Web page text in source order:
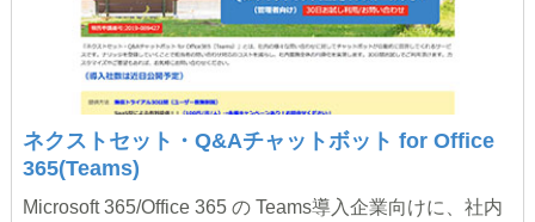
ネクストセット・Q&Aチャットボット for Office
365(Teams)
Microsoft 365/Office 365 の Teams導入企業向けに、社内